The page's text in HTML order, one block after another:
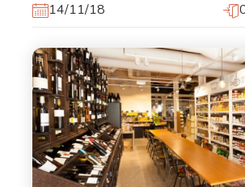
14/11/18